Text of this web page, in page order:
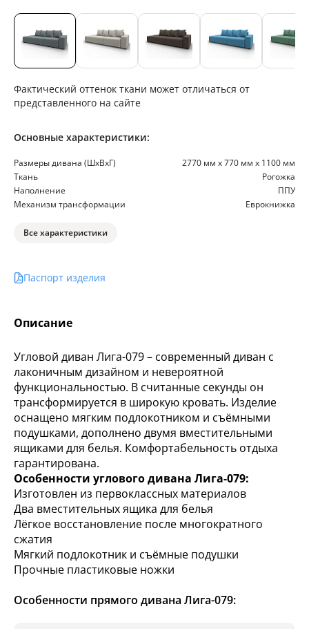
Описание
Угловой диван Лига-079 – современный диван с
лаконичным дизайном и невероятной
функциональностью. В считанные секунды он
трансформируется в широкую кровать. Изделие
оснащено мягким подлокотником и съёмными
подушками, дополнено двумя вместительными
ящиками для белья. Комфортабельность отдыха
гарантирована.
Особенности углового дивана Лига-079:
Изготовлен из первоклассных материалов
Два вместительных ящика для белья
Лёгкое восстановление после многократного
сжатия
Мягкий подлокотник и съёмные подушки
Прочные пластиковые ножки
Особенности прямого дивана Лига-079:
Фактический оттенок ткани может отличаться от
представленного на сайте
Основные характеристики:
Размеры дивана (ШхВхГ)
2770 мм х 770 мм х 1100 мм
Ткань
Рогожка
Наполнение
ППУ
Механизм трансформации
Еврокнижка
Все характеристики
Паспорт изделия